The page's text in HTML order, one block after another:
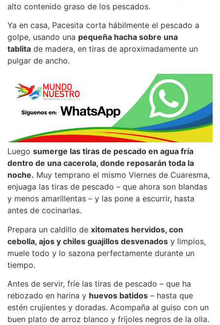
alto contenido graso de los pescados.
Ya en casa, Pacesita corta hábilmente el pescado a
golpe, usando una pequeña hacha sobre una
tablita de madera, en tiras de aproximadamente un
pulgar de ancho.
Luego sumerge las tiras de pescado en agua fría
dentro de una cacerola, donde reposarán toda la
noche. Muy temprano el mismo Viernes de Cuaresma,
enjuaga las tiras de pescado – que ahora son blandas
y menos amarillentas – y las pone a escurrir, hasta
antes de cocinarlas.
Prepara un caldillo de xitomates hervidos, con
cebolla, ajos y chiles guajillos desvenados y limpios,
muele todo y lo sazona perfectamente durante un
tiempo.
Antes de servir, fríe las tiras de pescado – que ha
rebozado en harina y huevos batidos – hasta que
estén crujientes y doradas. Acompaña al guiso con un
buen plato de arroz blanco y frijoles negros de la olla.